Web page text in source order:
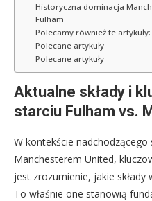
Historyczna dominacja
Fulham
Polecamy również te artykuły:
Polecane artykuły
Polecane artykuły
Aktualne składy i
starciu Fulham vs.
W kontekście
Manchesterem United,
jest zrozumienie, jakie
To właśnie one stanowią